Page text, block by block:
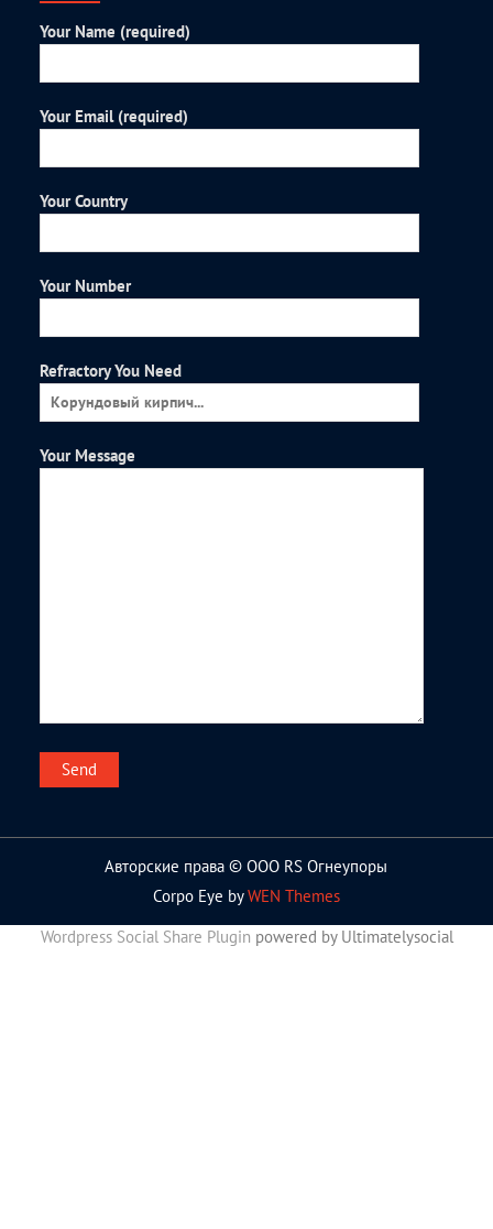
Your Name (required)
Your Email (required)
Your Country
Your Number
Refractory You Need
Your Message
Авторские права © ООО RS Огнеупоры
Corpo Eye byWEN Themes
Wordpress Social Share Plugin powered by Ultimatelysocial